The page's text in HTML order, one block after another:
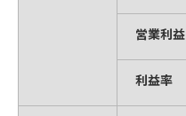
営業利益
利益率